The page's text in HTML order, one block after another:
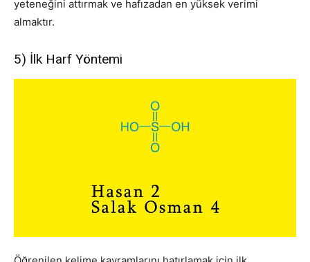
yeteneğini attırmak ve hafızadan en yüksek verimi
almaktır.
5) İlk Harf Yöntemi